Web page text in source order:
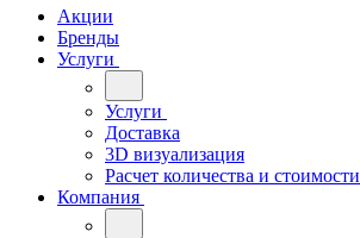
Акции
Бренды
Услуги
Услуги
Доставка
3D визуализация
Расчет количества и стоимости
Компания